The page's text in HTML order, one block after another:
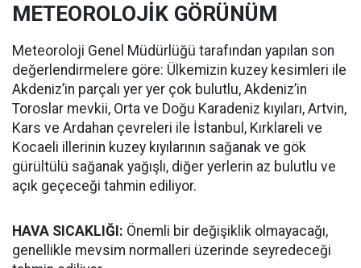
METEOROLOJİK GÖRÜNÜM
Meteoroloji Genel Müdürlüğü tarafından yapılan son
değerlendirmelere göre: Ülkemizin kuzey kesimleri ile
Akdeniz’in parçalı yer yer çok bulutlu, Akdeniz’in
Toroslar mevkii, Orta ve Doğu Karadeniz kıyıları, Artvin,
Kars ve Ardahan çevreleri ile İstanbul, Kırklareli ve
Kocaeli illerinin kuzey kıyılarının sağanak ve gök
gürültülü sağanak yağışlı, diğer yerlerin az bulutlu ve
açık geçeceği tahmin ediliyor.
HAVA SICAKLIĞI: Önemli bir değişiklik olmayacağı,
genellikle mevsim normalleri üzerinde seyredeceği